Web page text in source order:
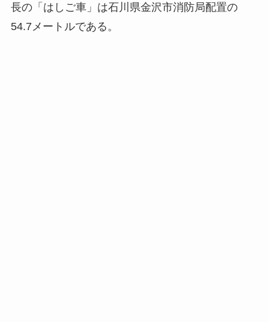
長の「はしご車」は石川県金沢市消防局配置の
54.7メートルである。